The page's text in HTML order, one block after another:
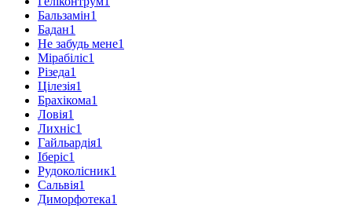
Бальзамін1
Бадан1
Не забудь мене1
Мірабіліс1
Різеда1
Цілезія1
Брахікома1
Ловія1
Лихніс1
Гайльардія1
Іберіс1
Рудоколісник1
Сальвія1
Диморфотека1